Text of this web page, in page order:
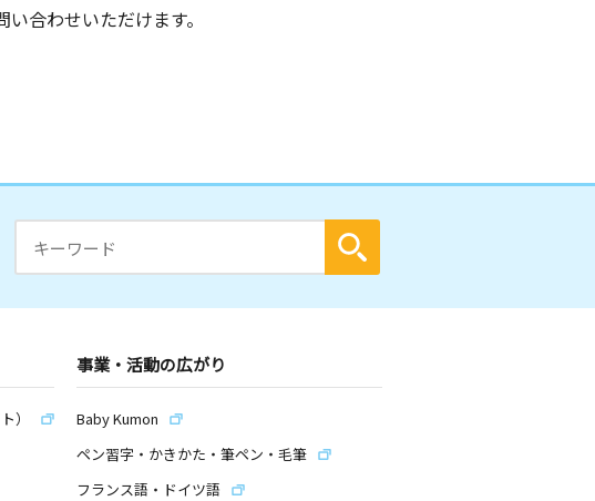
合わせいただけます。
）
事業・活動の広がり
Baby Kumon
ペン習字・かきかた・筆ペン・毛筆
フランス語・ドイツ語